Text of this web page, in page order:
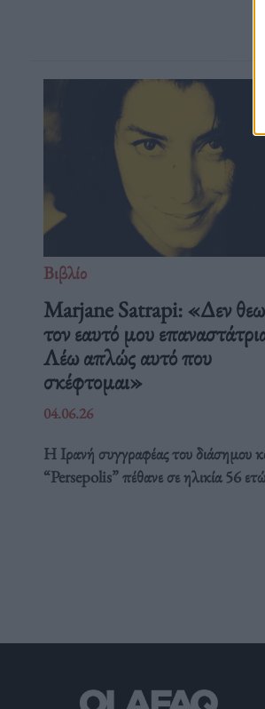
Βιβλίο
Marjane Satrapi: «Δεν
τον εαυτό μου
Λέω απλώς αυτό που
σκέφτομαι»
04.06.26
Η Ιρανή συγγραφέας του διάσημου
“Persepolis” πέθανε σε ηλικία 56